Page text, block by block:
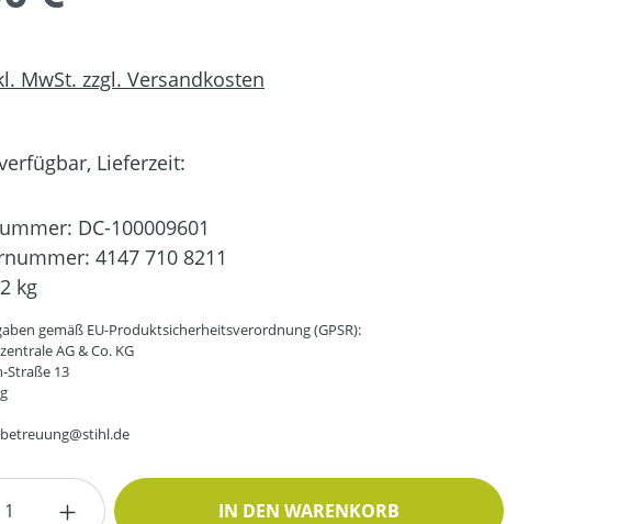
MwSt. zzgl. Versandkosten
Lieferzeit:
DC-100009601
4147 710 8211
2 kg
gemäß EU-Produktsicherheitsverordnung (GPSR):
AG & Co. KG
Straße 13
Anzahl: Gib den gewünschten Wert ein oder
IN DEN WARENKORB